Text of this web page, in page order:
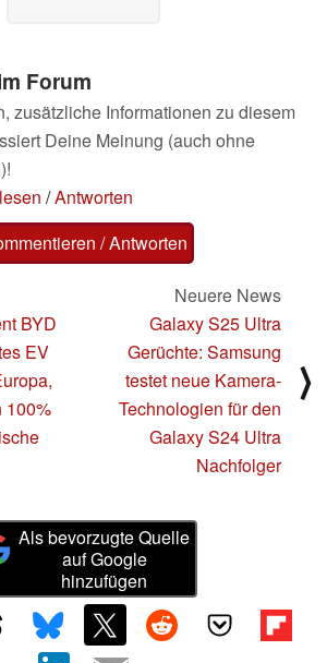
Forum
zusätzliche Informationen zu diesem
Deine Meinung (auch ohne
/Antworten
/ Antworten
BYD
EV
100%
Neuere News
Galaxy S25 Ultra
Gerüchte: Samsung
testet neue Kamera-
Technologien für den
Galaxy S24 Ultra
Nachfolger
⟩
Als bevorzugte Quelle
auf Google
hinzufügen